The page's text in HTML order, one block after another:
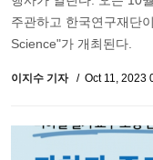
주관하고 한국연구재단
Science"가 개최된다.
이지수 기자 Oct 11, 2023